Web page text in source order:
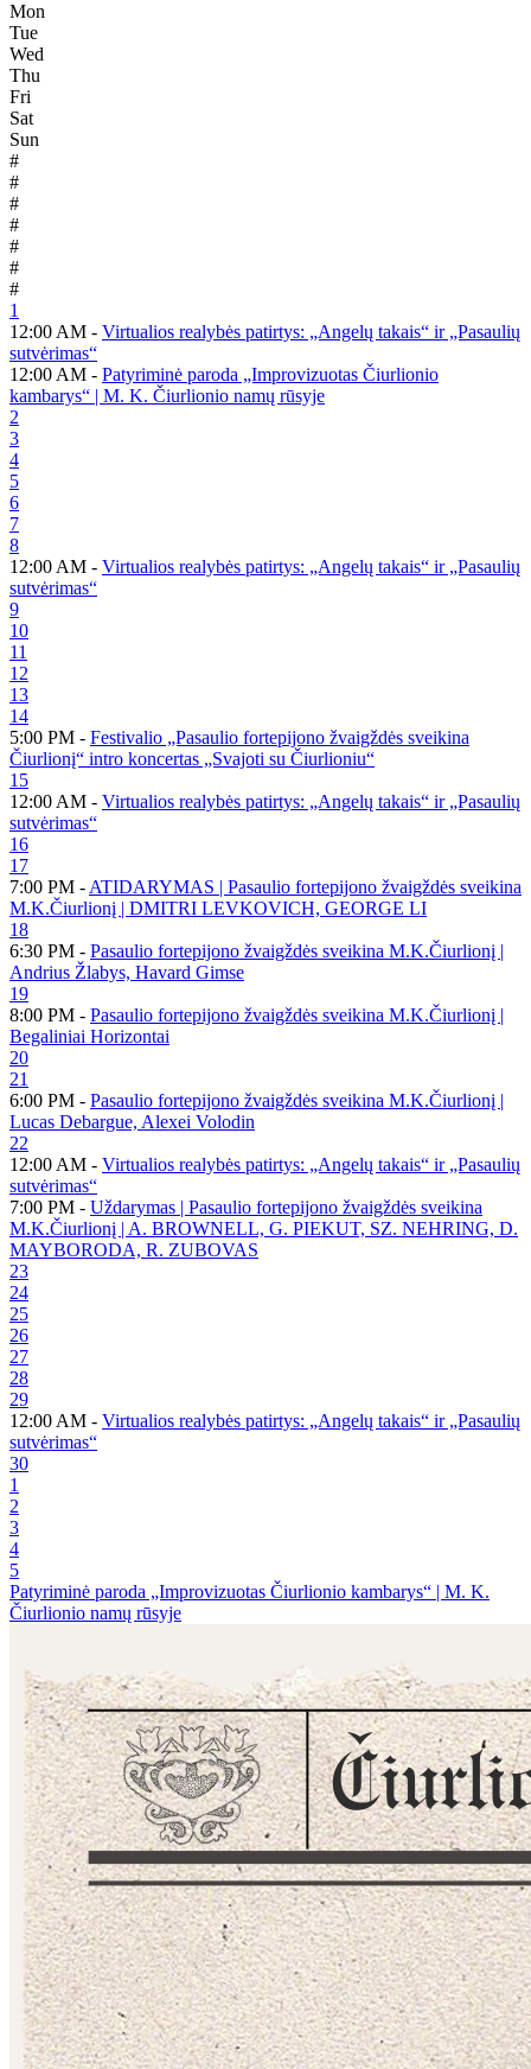
Mon
Tue
Wed
Thu
Fri
Sat
Sun
#
#
#
#
#
#
#
1
12:00 AM - Virtualios realybės patirtys: „Angelų takais“ ir „Pasaulių
sutvėrimas“
12:00 AM - Patyriminė paroda „Improvizuotas Čiurlionio
kambarys“ | M. K. Čiurlionio namų rūsyje
2
3
4
5
6
7
8
12:00 AM - Virtualios realybės patirtys: „Angelų takais“ ir „Pasaulių
sutvėrimas“
9
10
11
12
13
14
5:00 PM - Festivalio „Pasaulio fortepijono žvaigždės sveikina
Čiurlionį“ intro koncertas „Svajoti su Čiurlioniu“
15
12:00 AM - Virtualios realybės patirtys: „Angelų takais“ ir „Pasaulių
sutvėrimas“
16
17
7:00 PM - ATIDARYMAS | Pasaulio fortepijono žvaigždės sveikina
M.K.Čiurlionį | DMITRI LEVKOVICH, GEORGE LI
18
6:30 PM - Pasaulio fortepijono žvaigždės sveikina M.K.Čiurlionį |
Andrius Žlabys, Havard Gimse
19
8:00 PM - Pasaulio fortepijono žvaigždės sveikina M.K.Čiurlionį |
Begaliniai Horizontai
20
21
6:00 PM - Pasaulio fortepijono žvaigždės sveikina M.K.Čiurlionį |
Lucas Debargue, Alexei Volodin
22
12:00 AM - Virtualios realybės patirtys: „Angelų takais“ ir „Pasaulių
sutvėrimas“
7:00 PM - Uždarymas | Pasaulio fortepijono žvaigždės sveikina
M.K.Čiurlionį | A. BROWNELL, G. PIEKUT, SZ. NEHRING, D.
MAYBORODA, R. ZUBOVAS
23
24
25
26
27
28
29
12:00 AM - Virtualios realybės patirtys: „Angelų takais“ ir „Pasaulių
sutvėrimas“
30
1
2
3
4
5
Patyriminė paroda „Improvizuotas Čiurlionio kambarys“ | M. K.
Čiurlionio namų rūsyje